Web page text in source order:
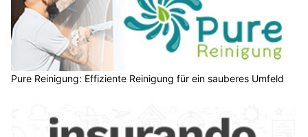
Pure Reinigung: Effiziente Reinigung für ein sauberes Umfeld